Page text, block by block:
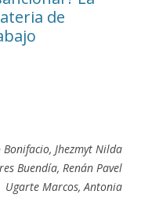
de
Bonifacio, Jhezmyt Nilda
Buendía, Renán Pavel
Ugarte Marcos, Antonia